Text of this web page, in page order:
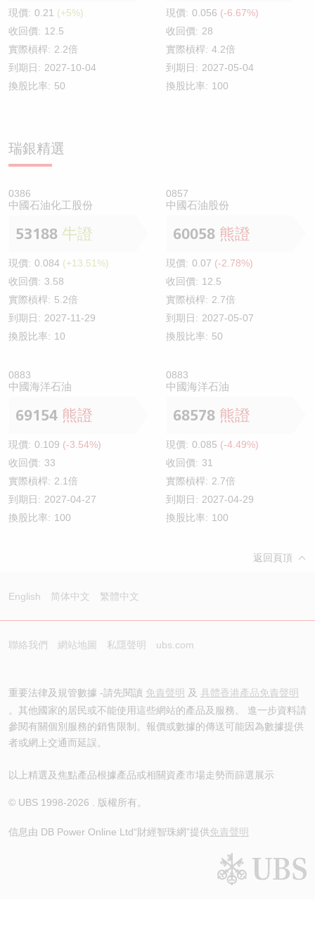
現價: 0.21 (+5%)
收回價: 12.5
實際槓桿: 2.2倍
到期日: 2027-10-04
換股比率: 50
現價: 0.056 (-6.67%)
收回價: 28
實際槓桿: 4.2倍
到期日: 2027-05-04
換股比率: 100
瑞銀精選
0386
中國石油化工股份
53188 牛證
現價: 0.084 (+13.51%)
收回價: 3.58
實際槓桿: 5.2倍
到期日: 2027-11-29
換股比率: 10
0857
中國石油股份
60058 熊證
現價: 0.07 (-2.78%)
收回價: 12.5
實際槓桿: 2.7倍
到期日: 2027-05-07
換股比率: 50
0883
中國海洋石油
69154 熊證
現價: 0.109 (-3.54%)
收回價: 33
實際槓桿: 2.1倍
到期日: 2027-04-27
換股比率: 100
0883
中國海洋石油
68578 熊證
現價: 0.085 (-4.49%)
收回價: 31
實際槓桿: 2.7倍
到期日: 2027-04-29
換股比率: 100
返回頁頂
English 简体中文 繁體中文
聯絡我們 網站地圖 私隱聲明 ubs.com
重要法律及規管數據 -請先閱讀 免責聲明 及 具體香港產品免責聲明
。其他國家的居民或不能使用這些網站的產品及服務。 進一步資料請
參閱有關個別服務的銷售限制。報價或數據的傳送可能因為數據提供
者或網上交通而延誤。
以上精選及焦點產品根據產品或相關資產市場走勢而篩選展示
© UBS 1998-2026 . 版權所有。
信息由 DB Power Online Ltd“財經智珠網”提供免責聲明